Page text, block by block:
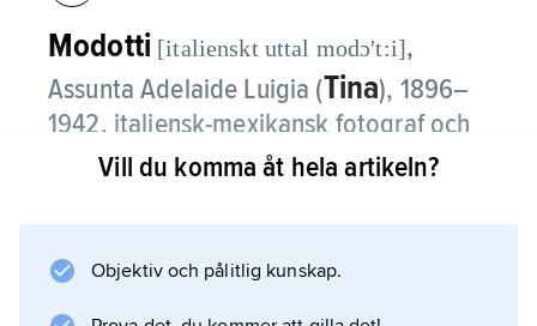
Modotti [italienskt uttal modɔʹt:i],
Assunta Adelaide Luigia (Tina), 1896–
1942, italiensk-mexikansk fotograf och
revolutionär.
lärde fotografi av Edward Weston. I 1920-talets
Mexiko fotograferade hon och var aktiv i
Vill du komma åt hela artikeln?
Objektiv och pålitlig kunskap.